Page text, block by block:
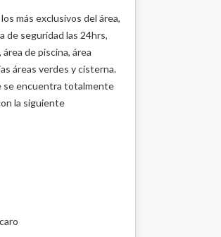
más exclusivos del área,
de seguridad las 24hrs,
de piscina, área
áreas verdes y cisterna.
se encuentra totalmente
la siguiente